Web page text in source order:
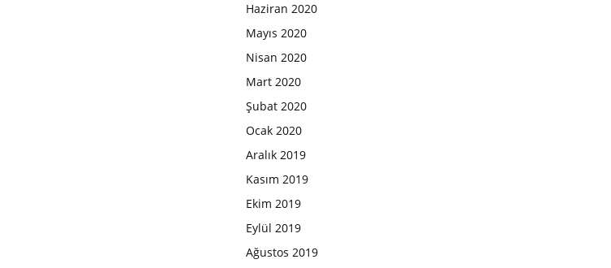
Haziran 2020
Mayıs 2020
Nisan 2020
Mart 2020
Şubat 2020
Ocak 2020
Aralık 2019
Kasım 2019
Ekim 2019
Eylül 2019
Ağustos 2019